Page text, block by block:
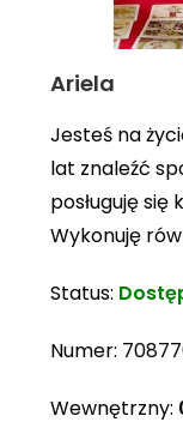
Ariela
Jesteś na
lat znaleźć
posługuję się
Wykonuję
Status:
Numer:
Wewnętrzny: